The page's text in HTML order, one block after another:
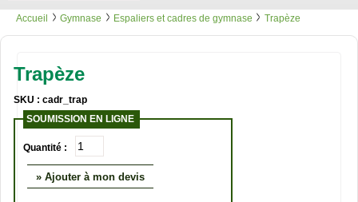
Accueil Gymnase Espaliers et cadres de gymnase Trapèze
Trapèze
SKU : cadr_trap
SOUMISSION EN LIGNE
Quantité :
» Ajouter à mon devis